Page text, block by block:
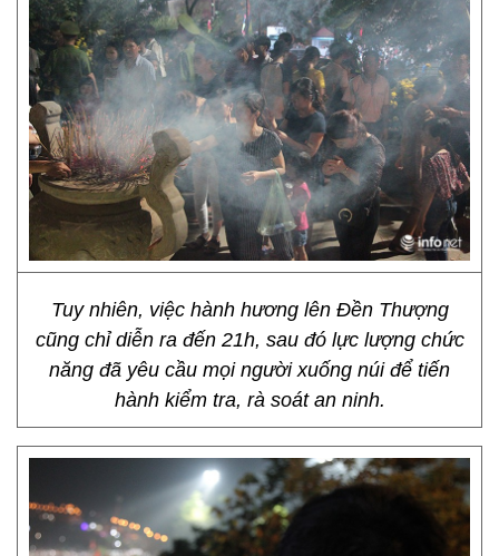
Tuy nhiên, việc hành hương lên Đền Thượng
cũng chỉ diễn ra đến 21h, sau đó lực lượng chức
năng đã yêu cầu mọi người xuống núi để tiến
hành kiểm tra, rà soát an ninh.